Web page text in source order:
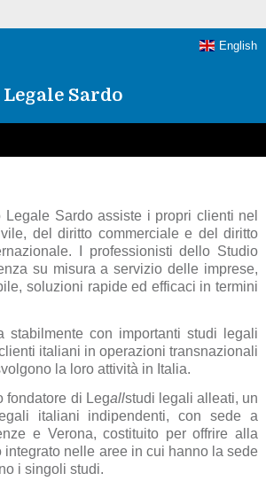
Sardo
English
Legale Sardo assiste i propri clienti nel
del diritto commerciale e del diritto
I professionisti dello Studio
su misura a servizio delle imprese,
soluzioni rapide ed efficaci in termini
stabilmente con importanti studi legali
italiani in operazioni transnazionali
la loro attività in Italia.
fondatore di Legallstudi legali alleati, un
italiani indipendenti, con sede a
e Verona, costituito per offrire alla
nelle aree in cui hanno la sede
i singoli studi.